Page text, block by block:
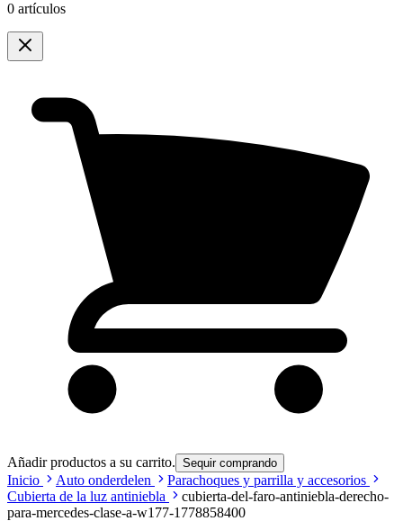
0 artículos
Añadir productos a su carrito. Sequir comprando
Inicio Auto onderdelen
Parachoques y parrilla y accesorios
Cubierta de la luz antiniebla
cubierta-del-faro-antiniebla-derecho-
para-mercedes-clase-a-w177-1778858400